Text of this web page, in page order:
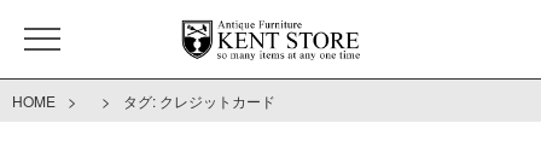
HOME > > タグ: クレジットカード